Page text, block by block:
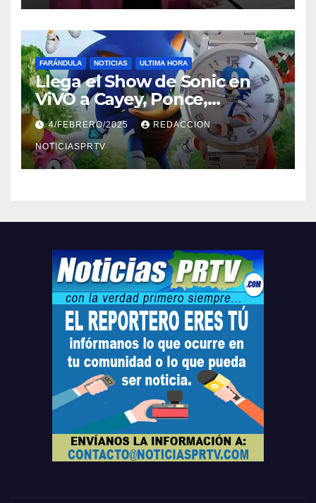
FARÁNDULA NOTICIAS ULTIMA HORA
Llega el Show de Sonic en
ViVO a Cayey, Ponce,
Barceloneta y Humacao,
Relojes gratis para el que
compre ahora….
4/FEBRERO/2025 REDACCION
NOTICIASPRTV